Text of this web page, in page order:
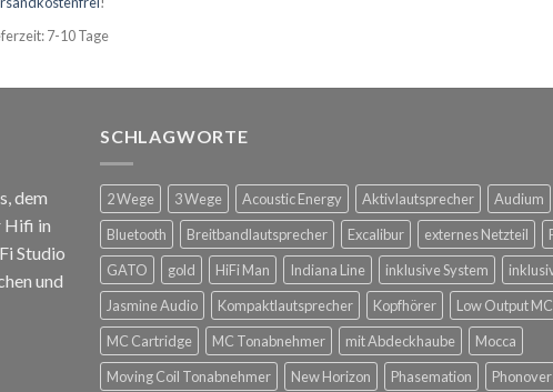
7-10 Tage
dem
Hifi in
Studio
und
SCHLAGWORTE
2 Wege 3 Wege Acoustic Energy Aktivlautsprecher Audium
Bluetooth
Breitbandlautsprecher Excalibur externes Netzteil
GATO
gold HiFi Man Indiana Line inklusive System
Jasmine Audio
Kompaktlautsprecher Kopfhörer Low Output MC
MC Cartridge
MC Tonabnehmer mit Abdeckhaube
Mocca
Moving Coil Tonabnehmer
New Horizon Phasemation